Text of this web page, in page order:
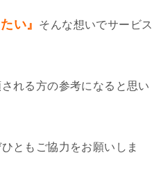
い』
そんな想いでサービス
れる方の参考になると思い
ともご協力をお願いしま